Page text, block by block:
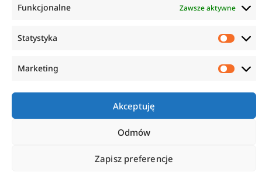
Funkcjonalne Zawsze aktywne
Statystyka
Marketing
Akceptuję
Odmów
Zapisz preferencje
Copyright © 2023 Anticorr. Wszystkie prawa zastrzeżone.
Wykonanie:Netidea.pl